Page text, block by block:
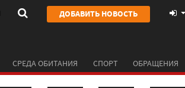
ДОБАВИТЬ НОВОСТЬ
СРЕДА ОБИТАНИЯ СПОРТ ОБРАЩЕНИЯ